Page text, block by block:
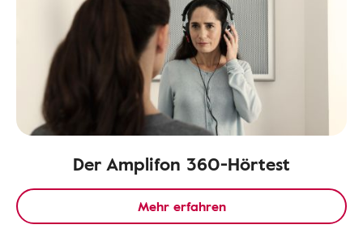
Der Amplifon 360-Hörtest
Mehr erfahren